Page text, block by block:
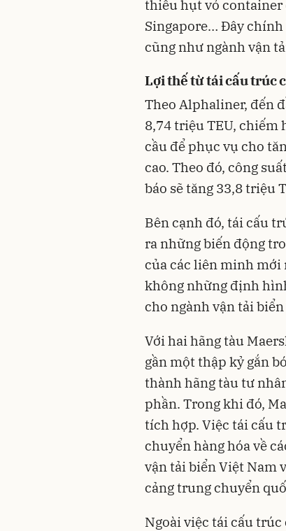
thiếu hụt vỏ container
Singapore… Đây chính
cũng như ngành vận
Lợi thế từ tái cấu trúc
Theo Alphaliner, đến
8,74 triệu TEU, chiếm
cầu để phục vụ cho
cao. Theo đó, công
báo sẽ tăng 33,8 triệu
Bên cạnh đó, tái cấu
ra những biến động
của các liên minh
không những định
cho ngành vận tải
Với hai hãng tàu
gần một thập kỷ gắn
thành hãng tàu tư
phần. Trong khi đó,
tích hợp. Việc tái cấu
chuyển hàng hóa về
vận tải biển Việt Nam
cảng trung chuyển
Ngoài việc tái cấu